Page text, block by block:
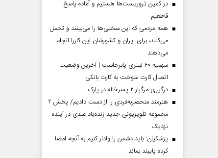
در کمین تروریست‌ها هستیم و آماده پاسخ
قاطعیم
همه مردمی که این سختی‌ها را می‌بینند و تحمل
می‌کنند، برای ایران و کشورشان این کاررا انجام
می‌دهند
سهمیه ۶۰ لیتری پابرجاست | آخرین وضعیت
اتصال کارت سوخت به کارت بانکی
درگیری مرگبار ۲ پسرخاله در پارک
هنرمند منحصر‌به‌فردی را از دست دادیم/ پخش ۲
مجموعه تلویزیونی جدید زنده‌یاد عبدی در آینده
نزدیک
پزشکیان: باید دشمن را وادار کنیم به آنچه امضا
کرده پایبند بماند